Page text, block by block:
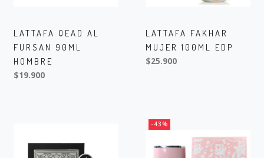
LATTAFA QEAD AL
FURSAN 90ML
HOMBRE
$19.900
LATTAFA FAKHAR
MUJER 100ML EDP
$25.900
-43%